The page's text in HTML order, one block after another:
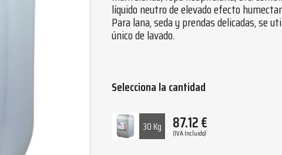
líquido neutro de elevado efecto
Para lana, seda y prendas delicadas, se
único de lavado.
Selecciona la cantidad
30 Kg 87.12€
(IVA Incluido)